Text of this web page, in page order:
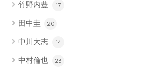
竹野内豊 17
田中圭 20
中川大志 14
中村倫也 23